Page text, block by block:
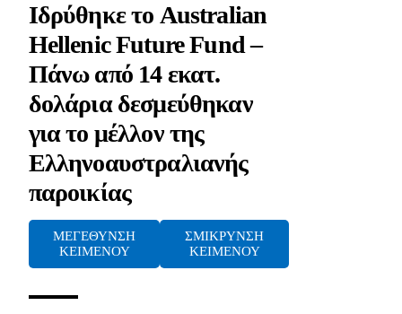
Ιδρύθηκε το Australian
Hellenic Future Fund –
Πάνω από 14 εκατ.
δολάρια δεσμεύθηκαν
για το μέλλον της
Ελληνοαυστραλιανής
παροικίας
ΜΕΓΕΘΥΝΣΗ
ΚΕΙΜΕΝΟΥ
ΣΜΙΚΡΥΝΣΗ
ΚΕΙΜΕΝΟΥ